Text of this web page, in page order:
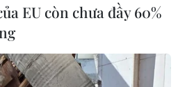
lược toàn diện Việt-
vững
EU còn chưa đầy 60%